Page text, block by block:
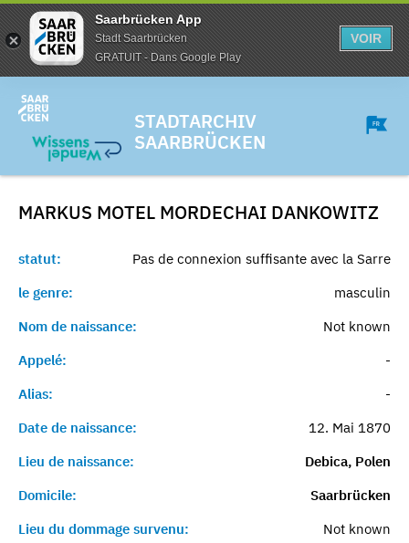
Saarbrücken App
Stadt Saarbrücken
GRATUIT - Dans Google Play
VOIR
STADTARCHIV
SAARBRÜCKEN
MARKUS MOTEL MORDECHAI DANKOWITZ
statut:
Pas de connexion suffisante avec la Sarre
le genre:
masculin
Nom de naissance:
Not known
Appelé:
-
Alias:
-
Date de naissance:
12. Mai 1870
Lieu de naissance:
Debica, Polen
Domicile:
Saarbrücken
Lieu du dommage survenu:
Not known